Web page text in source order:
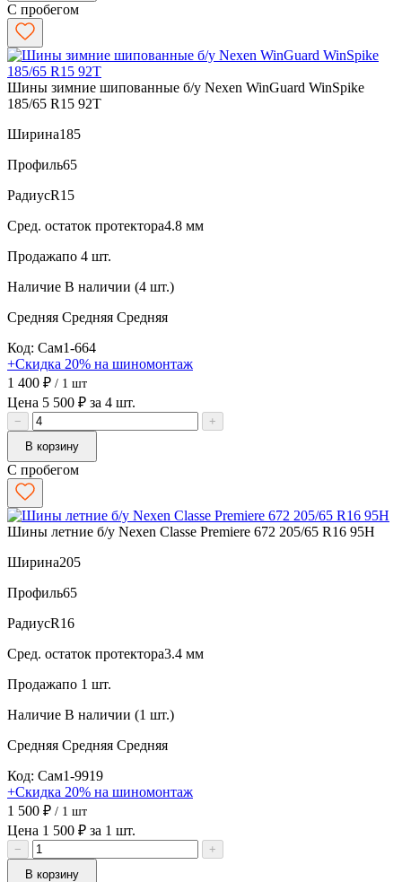
С пробегом
Шины зимние шипованные б/у Nexen WinGuard WinSpike
185/65 R15 92T
Ширина185
Профиль65
РадиусR15
Сред. остаток протектора4.8 мм
Продажапо 4 шт.
Наличие В наличии (4 шт.)
Средняя Средняя Средняя
Код: Сам1-664
+Скидка 20% на шиномонтаж
1 400 ₽ / 1 шт
Цена 5 500 ₽ за 4 шт.
−
+
В корзину
С пробегом
Шины летние б/у Nexen Classe Premiere 672 205/65 R16 95H
Ширина205
Профиль65
РадиусR16
Сред. остаток протектора3.4 мм
Продажапо 1 шт.
Наличие В наличии (1 шт.)
Средняя Средняя Средняя
Код: Сам1-9919
+Скидка 20% на шиномонтаж
1 500 ₽ / 1 шт
Цена 1 500 ₽ за 1 шт.
−
+
В корзину